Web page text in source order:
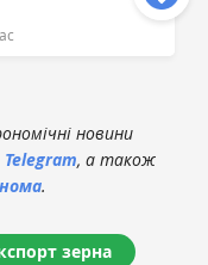
новини
Telegram, а також
.
зерна